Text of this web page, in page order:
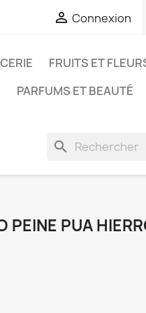
 Connexion
FRUITS ET
PARFUMS ET BEAUTÉ
search
PEINE PUA